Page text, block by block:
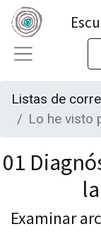
Listas de
Lo he visto
01
Examinar